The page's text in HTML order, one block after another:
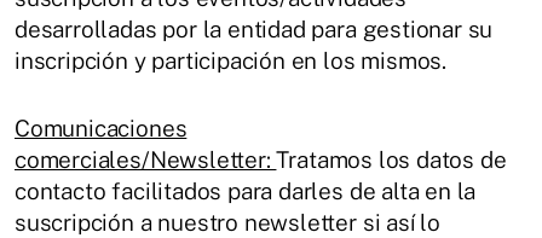
desarrolladas por la entidad para gestionar su
inscripción y participación en los mismos.
Comunicaciones
comerciales/Newsletter:Tratamos los datos de
contacto facilitados para darles de alta en la
suscripción a nuestro newsletter si así lo